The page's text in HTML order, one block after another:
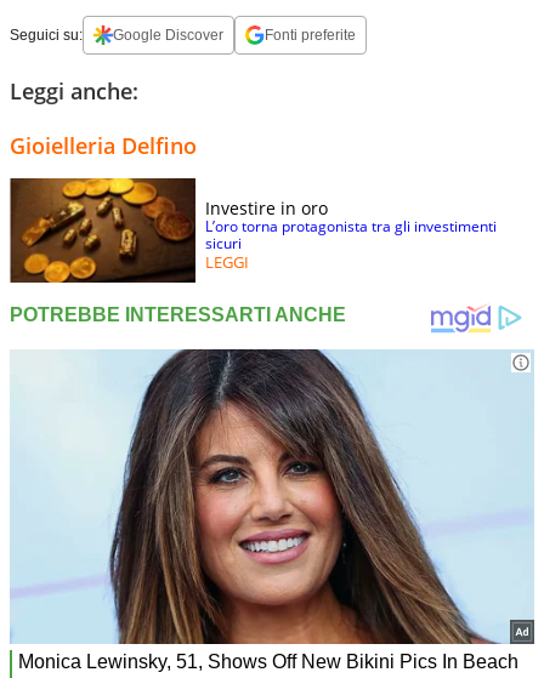
Seguici su: Google Discover Fonti preferite
Leggi anche:
Gioielleria Delfino
Investire in oro
L’oro torna protagonista tra gli investimenti
sicuri
LEGGI